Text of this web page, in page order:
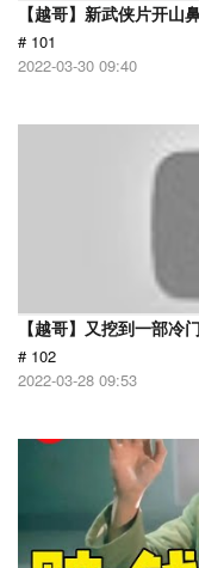
【越哥】新武侠片开山
# 101
2022-03-30 09:40
【越哥】又挖到一部冷
# 102
2022-03-28 09:53